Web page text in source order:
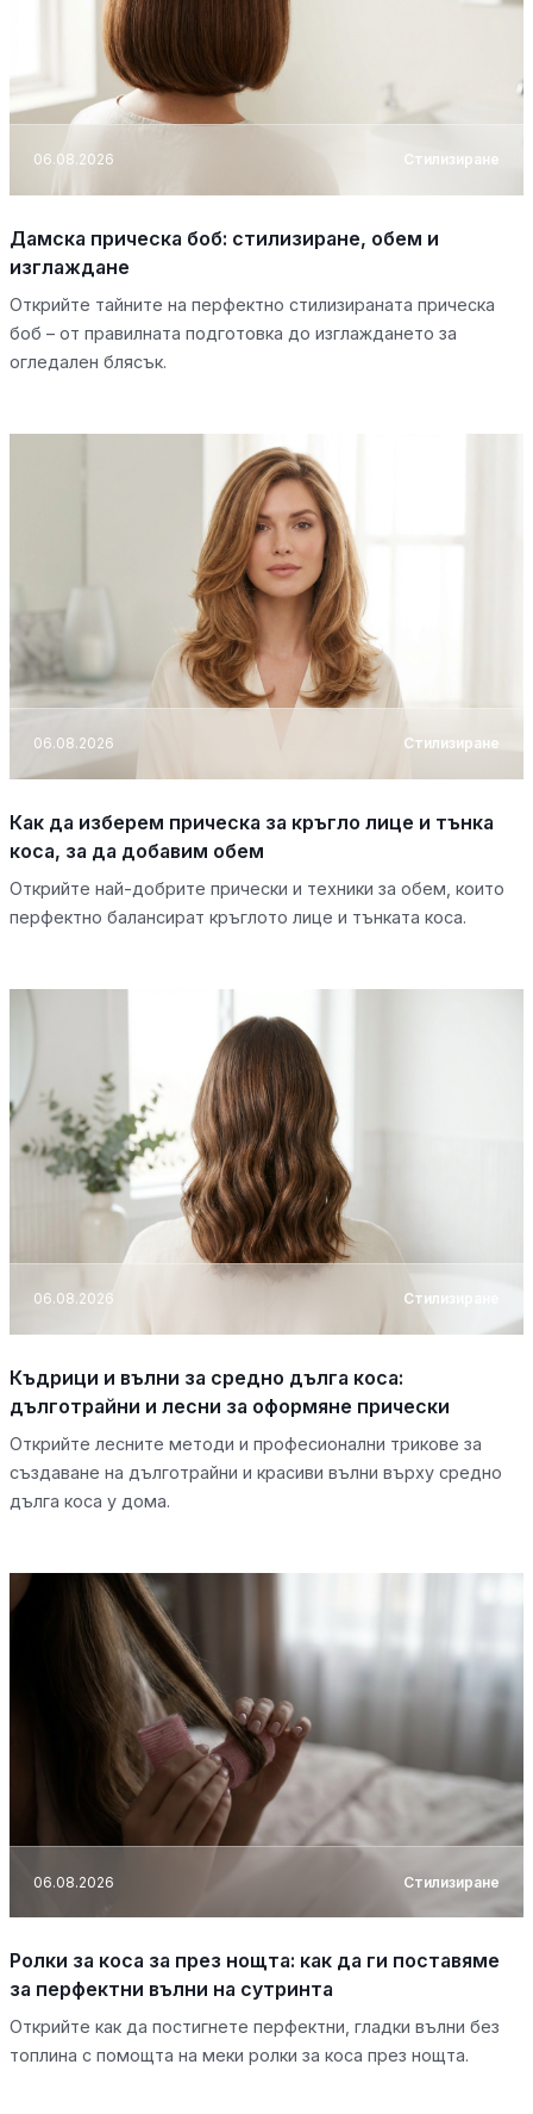
06.08.2026 Стилизиране
Дамска прическа боб: стилизиране, обем и
изглаждане
Открийте тайните на перфектно стилизираната прическа
боб – от правилната подготовка до изглаждането за
огледален блясък.
06.08.2026 Стилизиране
Как да изберем прическа за кръгло лице и тънка
коса, за да добавим обем
Открийте най-добрите прически и техники за обем, които
перфектно балансират кръглото лице и тънката коса.
06.08.2026 Стилизиране
Къдрици и вълни за средно дълга коса:
дълготрайни и лесни за оформяне прически
Открийте лесните методи и професионални трикове за
създаване на дълготрайни и красиви вълни върху средно
дълга коса у дома.
06.08.2026 Стилизиране
Ролки за коса за през нощта: как да ги поставяме
за перфектни вълни на сутринта
Открийте как да постигнете перфектни, гладки вълни без
топлина с помощта на меки ролки за коса през нощта.